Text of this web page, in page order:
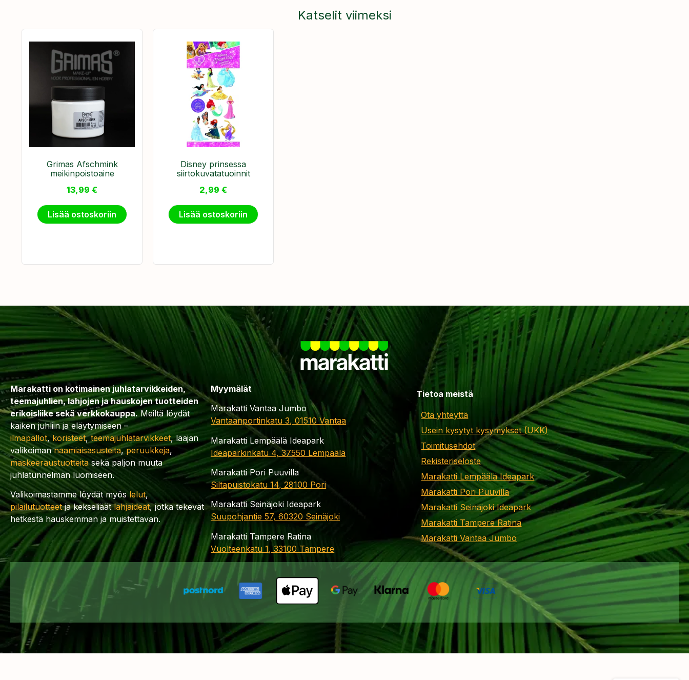
Katselit viimeksi
Grimas Afschmink
meikinpoistoaine
13,99 €
Lisää ostoskoriin
Disney prinsessa
siirtokuvatatuoinnit
2,99 €
Lisää ostoskoriin
Marakatti on kotimainen juhlatarvikkeiden,
teemajuhlien, lahjojen ja hauskojen tuotteiden
erikoisliike sekä verkkokauppa.Meiltä löydät
kaiken juhliin ja eläytymiseen –
ilmapallot,koristeet,teemajuhlatarvikkeet, laajan
valikoimannaamiaisasusteita,peruukkeja,
maskeeraustuotteitasekä paljon muuta
juhlatunnelman luomiseen.
Valikoimastamme löydät myöslelut,
pilailutuotteetja kekseliäätlahjaideat, jotka tekevät
hetkestä hauskemman ja muistettavan.
Myymälät
Marakatti Vantaa Jumbo
Vantaanportinkatu 3, 01510 Vantaa
Marakatti Lempäälä Ideapark
Ideaparkinkatu 4, 37550 Lempäälä
Marakatti Pori Puuvilla
Siltapuistokatu 14, 28100 Pori
Marakatti Seinäjoki Ideapark
Suupohjantie 57, 60320 Seinäjoki
Marakatti Tampere Ratina
Vuolteenkatu 1, 33100 Tampere
Tietoa meistä
Ota yhteyttä
Usein kysytyt kysymykset (UKK)
Toimitusehdot
Rekisteriseloste
Marakatti Lempäälä Ideapark
Marakatti Pori Puuvilla
Marakatti Seinäjoki Ideapark
Marakatti Tampere Ratina
Marakatti Vantaa Jumbo